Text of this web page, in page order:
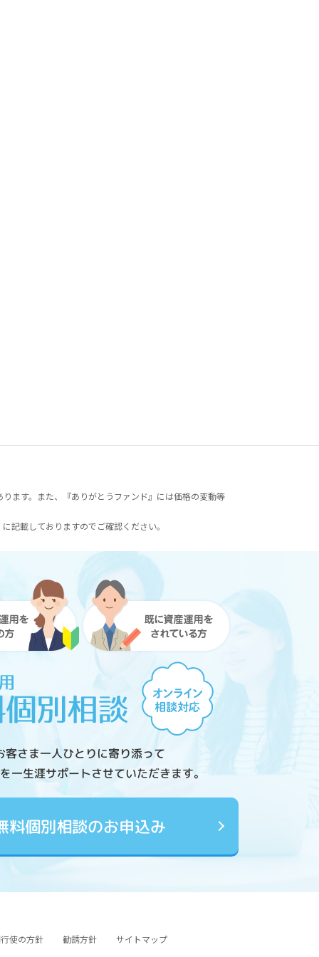
ます。また、『ありがとうファンド』には価格の変動等
記載しておりますのでご確認ください。
客さま一人ひとりに寄り添って
一生涯サポートさせていただきます。
料個別相談のお申込み
使の方針 勧誘方針 サイトマップ